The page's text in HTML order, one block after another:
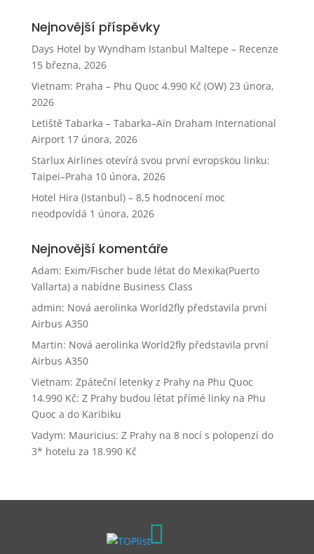
Nejnovější příspěvky
Days Hotel by Wyndham Istanbul Maltepe – Recenze
15 března, 2026
Vietnam: Praha – Phu Quoc 4.990 Kč (OW) 23 února,
2026
Letiště Tabarka – Tabarka–Aïn Draham International
Airport 17 února, 2026
Starlux Airlines otevírá svou první evropskou linku:
Taipei–Praha 10 února, 2026
Hotel Hira (Istanbul) – 8,5 hodnocení moc
neodpovídá 1 února, 2026
Nejnovější komentáře
Adam: Exim/Fischer bude létat do Mexika(Puerto
Vallarta) a nabídne Business Class
admin: Nová aerolinka World2fly představila první
Airbus A350
Martin: Nová aerolinka World2fly představila první
Airbus A350
Vietnam: Zpáteční letenky z Prahy na Phu Quoc
14.990 Kč: Z Prahy budou létat přímé linky na Phu
Quoc a do Karibiku
Vadym: Mauricius: Z Prahy na 8 nocí s polopenzí do
3* hotelu za 18.990 Kč
